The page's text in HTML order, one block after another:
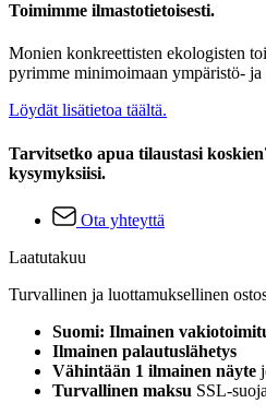
Toimimme ilmastotietoisesti.
Monien konkreettisten ekologisten
pyrimme minimoimaan ympäristö-
Löydät lisätietoa täältä.
Tarvitsetko apua tilaustasi
kysymyksiisi.
Ota yhteyttä
Laatutakuu
Turvallinen ja luottamuksellinen
Suomi: Ilmainen
Ilmainen palautuslähetys
Vähintään 1 ilmainen näyte
Turvallinen maksu SSL-